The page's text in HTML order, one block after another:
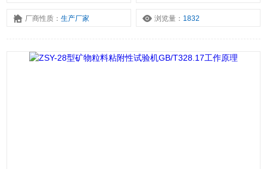
厂商性质：生产厂家 浏览量： 1832